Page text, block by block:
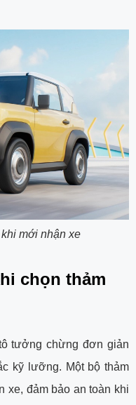
mới nhận xe
chọn thảm
tưởng chừng đơn giản
kỹ lưỡng. Một bộ thảm
xe, đảm bảo an toàn khi